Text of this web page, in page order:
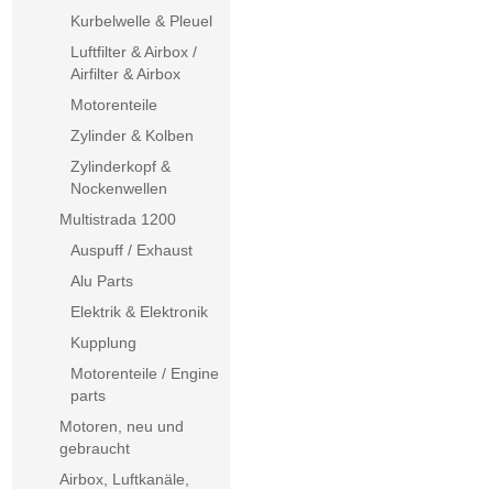
Kurbelwelle & Pleuel
Luftfilter & Airbox /
Airfilter & Airbox
Motorenteile
Zylinder & Kolben
Zylinderkopf &
Nockenwellen
Multistrada 1200
Auspuff / Exhaust
Alu Parts
Elektrik & Elektronik
Kupplung
Motorenteile / Engine
parts
Motoren, neu und
gebraucht
Airbox, Luftkanäle,